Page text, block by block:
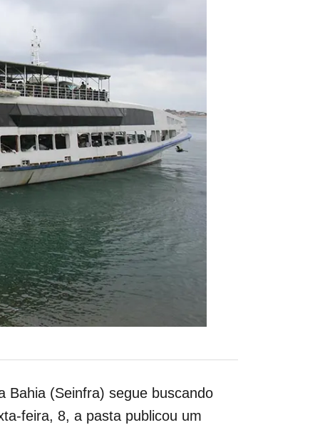
Bahia (Seinfra) segue buscando
feira, 8, a pasta publicou um